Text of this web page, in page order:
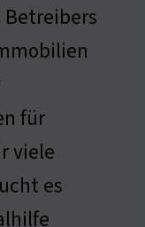
Betreibers
für
viele
es